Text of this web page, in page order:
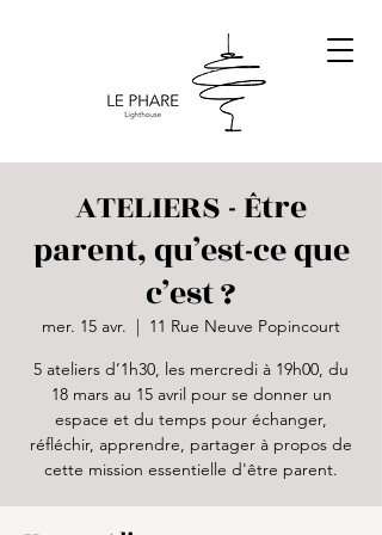
ATELIERS - Être
parent, qu’est-ce que
c’est ?
mer. 15 avr.
  |
11 Rue Neuve Popincourt
5 ateliers d’1h30, les mercredi à 19h00, du
18 mars au 15 avril pour se donner un
espace et du temps pour échanger,
réfléchir, apprendre, partager à propos de
cette mission essentielle d'être parent.